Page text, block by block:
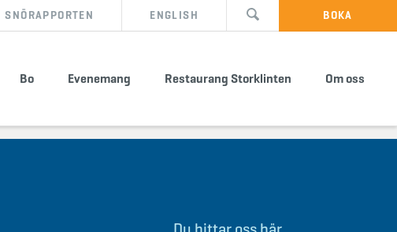
SNÖRAPPORTEN ENGLISH BOKA
Bo Evenemang Restaurang Storklinten Om oss